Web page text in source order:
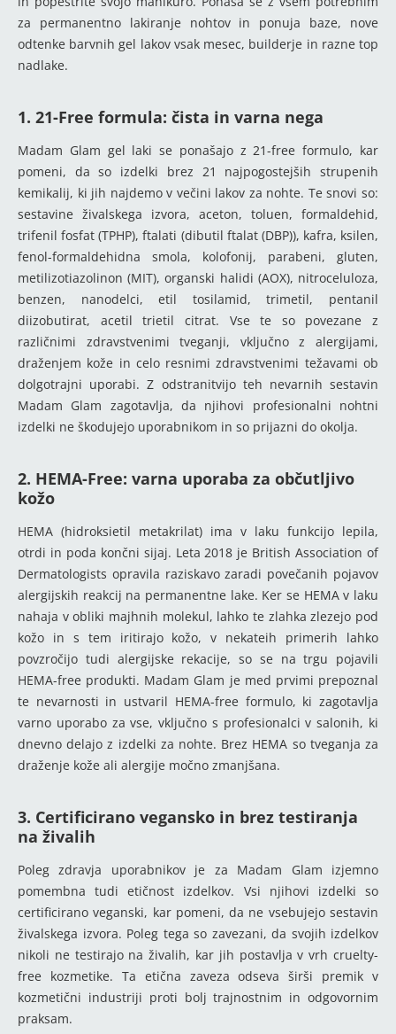
za permanentno lakiranje nohtov in ponuja baze, nove
odtenke barvnih gel lakov vsak mesec, builderje in razne top
nadlake.
1. 21-Free formula: čista in varna nega
Madam Glam gel laki se ponašajo z 21-free formulo, kar
pomeni, da so izdelki brez 21 najpogostejših strupenih
kemikalij, ki jih najdemo v večini lakov za nohte. Te snovi so:
sestavine živalskega izvora, aceton, toluen, formaldehid,
trifenil fosfat (TPHP), ftalati (dibutil ftalat (DBP)), kafra, ksilen,
fenol-formaldehidna smola, kolofonij, parabeni, gluten,
metilizotiazolinon (MIT), organski halidi (AOX), nitroceluloza,
benzen, nanodelci, etil tosilamid, trimetil, pentanil
diizobutirat, acetil trietil citrat. Vse te so povezane z
različnimi zdravstvenimi tveganji, vključno z alergijami,
draženjem kože in celo resnimi zdravstvenimi težavami ob
dolgotrajni uporabi. Z odstranitvijo teh nevarnih sestavin
Madam Glam zagotavlja, da njihovi profesionalni nohtni
izdelki ne škodujejo uporabnikom in so prijazni do okolja.
2. HEMA-Free: varna uporaba za občutljivo
kožo
HEMA (hidroksietil metakrilat) ima v laku funkcijo lepila,
otrdi in poda končni sijaj. Leta 2018 je British Association of
Dermatologists opravila raziskavo zaradi povečanih pojavov
alergijskih reakcij na permanentne lake. Ker se HEMA v laku
nahaja v obliki majhnih molekul, lahko te zlahka zlezejo pod
kožo in s tem iritirajo kožo, v nekateih primerih lahko
povzročijo tudi alergijske rekacije, so se na trgu pojavili
HEMA-free produkti. Madam Glam je med prvimi prepoznal
te nevarnosti in ustvaril HEMA-free formulo, ki zagotavlja
varno uporabo za vse, vključno s profesionalci v salonih, ki
dnevno delajo z izdelki za nohte. Brez HEMA so tveganja za
draženje kože ali alergije močno zmanjšana.
3. Certificirano vegansko in brez testiranja
na živalih
Poleg zdravja uporabnikov je za Madam Glam izjemno
pomembna tudi etičnost izdelkov. Vsi njihovi izdelki so
certificirano veganski, kar pomeni, da ne vsebujejo sestavin
živalskega izvora. Poleg tega so zavezani, da svojih izdelkov
nikoli ne testirajo na živalih, kar jih postavlja v vrh cruelty-
free kozmetike. Ta etična zaveza odseva širši premik v
kozmetični industriji proti bolj trajnostnim in odgovornim
praksam.